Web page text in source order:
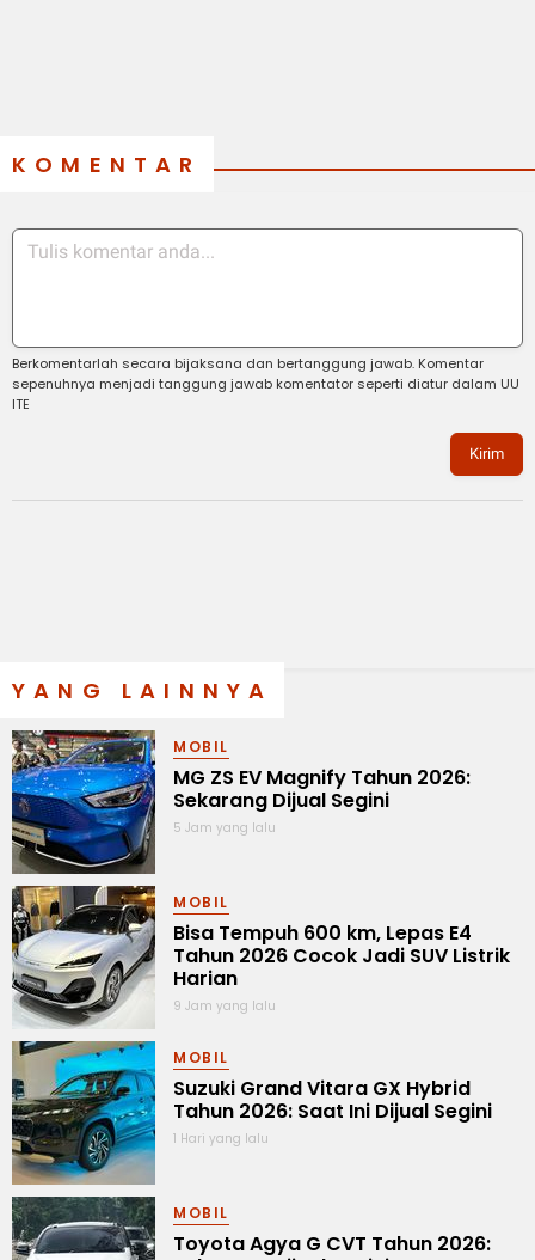
KOMENTAR
Berkomentarlah secara bijaksana dan bertanggung jawab. Komentar
sepenuhnya menjadi tanggung jawab komentator seperti diatur dalam UU
ITE
Kirim
YANG LAINNYA
MOBIL
MG ZS EV Magnify Tahun 2026:
Sekarang Dijual Segini
5 Jam yang lalu
MOBIL
Bisa Tempuh 600 km, Lepas E4
Tahun 2026 Cocok Jadi SUV Listrik
Harian
9 Jam yang lalu
MOBIL
Suzuki Grand Vitara GX Hybrid
Tahun 2026: Saat Ini Dijual Segini
1 Hari yang lalu
MOBIL
Toyota Agya G CVT Tahun 2026: